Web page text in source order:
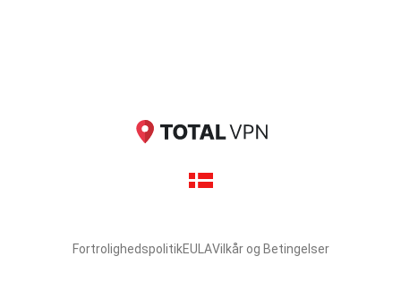
FortrolighedspolitikEULAVilkår og Betingelser